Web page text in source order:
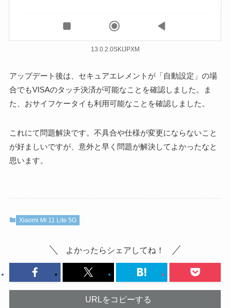
13.0.2.0SKIJPXM
アップデート後は、セキュアエレメントが「自動設定」の場
合でもVISAのタッチ決済が可能なことを確認しました。ま
た、おサイフケータイも利用可能なことを確認しました。
これにて問題解決です。不具合や仕様が変更にならないこと
が好ましいですが、意外と早く問題が解決してよかったなと
思います。
Xiaomi Mi 11 Lite 5G
よかったらシェアしてね！
URLをコピーする